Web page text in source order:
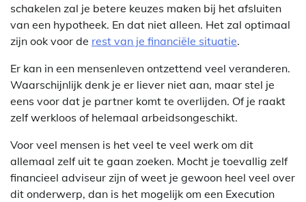
schakelen zal je betere keuzes maken bij het afsluiten
van een hypotheek. En dat niet alleen. Het zal optimaal
zijn ook voor de rest van je financiële situatie.
Er kan in een mensenleven ontzettend veel veranderen.
Waarschijnlijk denk je er liever niet aan, maar stel je
eens voor dat je partner komt te overlijden. Of je raakt
zelf werkloos of helemaal arbeidsongeschikt.
Voor veel mensen is het veel te veel werk om dit
allemaal zelf uit te gaan zoeken. Mocht je toevallig zelf
financieel adviseur zijn of weet je gewoon heel veel over
dit onderwerp, dan is het mogelijk om een Execution